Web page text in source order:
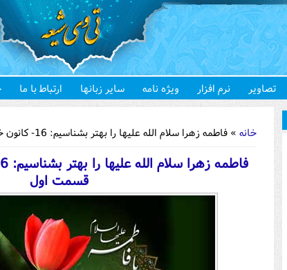
تصاویر نرم افزار ویژه نامه سایر زبانها ارتباط با ما
خانه » فاطمه زهرا سلام الله علیها را بهتر بشناسیم: 16- كانون خانه‌ی فاطمی، قسمت اول
قسمت اول